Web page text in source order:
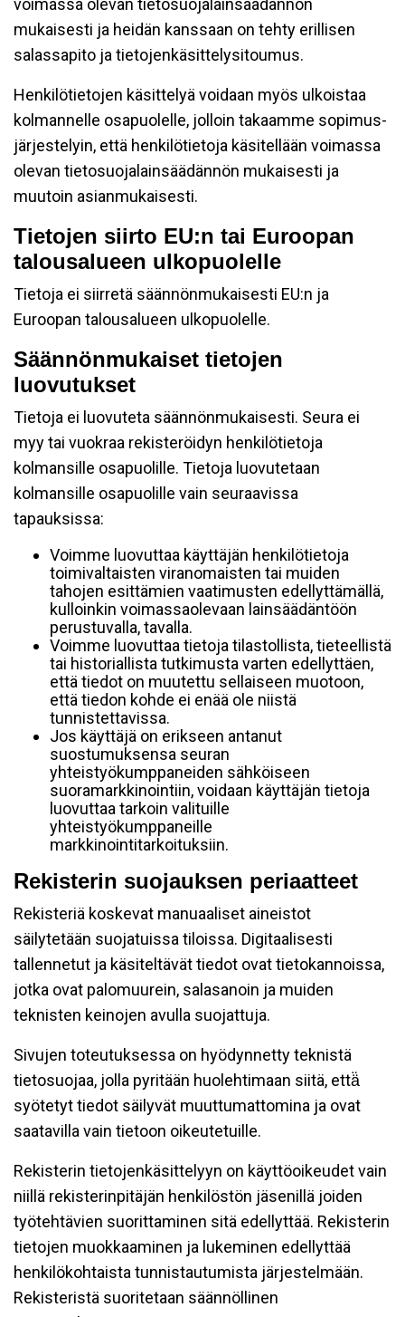
voimassa olevan tietosuojalainsäädännön
mukaisesti ja heidän kanssaan on tehty erillisen
salassapito ja tietojenkäsittelysitoumus.
Henkilötietojen käsittelyä voidaan myös ulkoistaa
kolmannelle osapuolelle, jolloin takaamme sopimus-
järjestelyin, että henkilötietoja käsitellään voimassa
olevan tietosuojalainsäädännön mukaisesti ja
muutoin asianmukaisesti.
Tietojen siirto EU:n tai Euroopan
talousalueen ulkopuolelle
Tietoja ei siirretä säännönmukaisesti EU:n ja
Euroopan talousalueen ulkopuolelle.
Säännönmukaiset tietojen
luovutukset
Tietoja ei luovuteta säännönmukaisesti. Seura ei
myy tai vuokraa rekisteröidyn henkilötietoja
kolmansille osapuolille. Tietoja luovutetaan
kolmansille osapuolille vain seuraavissa
tapauksissa:
Voimme luovuttaa käyttäjän henkilötietoja
toimivaltaisten viranomaisten tai muiden
tahojen esittämien vaatimusten edellyttämällä,
kulloinkin voimassaolevaan lainsäädäntöön
perustuvalla, tavalla.
Voimme luovuttaa tietoja tilastollista, tieteellistä
tai historiallista tutkimusta varten edellyttäen,
että tiedot on muutettu sellaiseen muotoon,
että tiedon kohde ei enää ole niistä
tunnistettavissa.
Jos käyttäjä on erikseen antanut
suostumuksensa seuran
yhteistyökumppaneiden sähköiseen
suoramarkkinointiin, voidaan käyttäjän tietoja
luovuttaa tarkoin valituille
yhteistyökumppaneille
markkinointitarkoituksiin.
Rekisterin suojauksen periaatteet
Rekisteriä koskevat manuaaliset aineistot
säilytetään suojatuissa tiloissa. Digitaalisesti
tallennetut ja käsiteltävät tiedot ovat tietokannoissa,
jotka ovat palomuurein, salasanoin ja muiden
teknisten keinojen avulla suojattuja.
Sivujen toteutuksessa on hyödynnetty teknistä
tietosuojaa, jolla pyritään huolehtimaan siitä, että̈
syötetyt tiedot säilyvät muuttumattomina ja ovat
saatavilla vain tietoon oikeutetuille.
Rekisterin tietojenkäsittelyyn on käyttöoikeudet vain
niillä rekisterinpitäjän henkilöstön jäsenillä joiden
työtehtävien suorittaminen sitä edellyttää. Rekisterin
tietojen muokkaaminen ja lukeminen edellyttää
henkilökohtaista tunnistautumista järjestelmään.
Rekisteristä suoritetaan säännöllinen